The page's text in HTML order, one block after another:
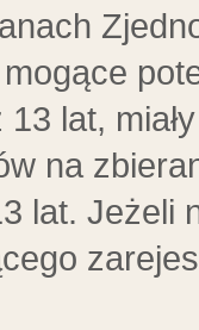
lat,
na
lat. Jeżeli